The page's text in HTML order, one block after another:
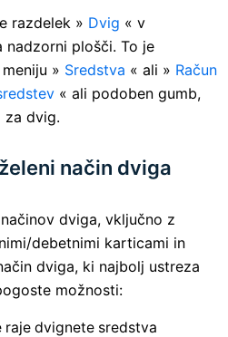
razdelek » Dvig « v
nadzorni plošči. To je
» Sredstva « ali » Račun
« ali podoben gumb,
za dvig.
način dviga
dviga, vključno z
debetnimi karticami in
dviga, ki najbolj ustreza
možnosti:
raje dvignete sredstva